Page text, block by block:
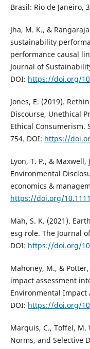
Brasil: Rio de Janeiro,
Jha, M. K., &
sustainability
performance causal
Journal of
DOI: https://doi.org/
Jones, E. (2019).
Discourse, Unethical
Ethical Consumerism.
754. DOI: https://
Lyon, T. P., &
Environmental
economics &
https://doi.org/
Mah, S. K. (2021).
esg role. The Journal
DOI: https://doi.org/
Mahoney, M., &
impact assessment
Environmental Impact
DOI: https://doi.org/
Marquis, C., Toffel, M.
Norms, and Selective